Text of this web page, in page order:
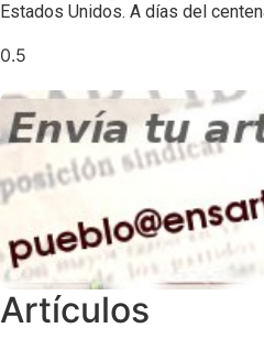
Estados Unidos. A días del
Artículos